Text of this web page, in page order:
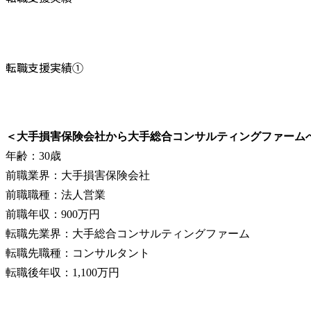
転職支援実績①
＜大手損害保険会社から大手総合コンサルティングファーム
年齢：30歳
前職業界：大手損害保険会社
前職職種：法人営業
前職年収：900万円
転職先業界：大手総合コンサルティングファーム
転職先職種：コンサルタント
転職後年収：1,100万円